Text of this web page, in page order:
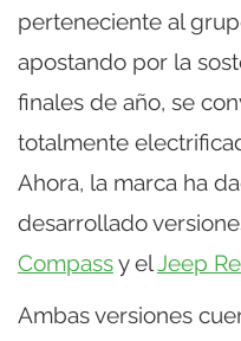
perteneciente al
apostando por la
finales de año, se
totalmente
Ahora, la marca ha
desarrollado
Compassy elJeep
Ambas versiones